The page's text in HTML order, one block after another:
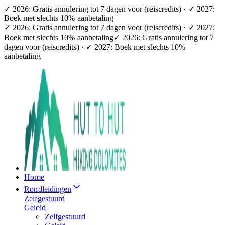
✓ 2026: Gratis annulering tot 7 dagen voor (reiscredits) · ✓ 2027:
Boek met slechts 10% aanbetaling
✓ 2026: Gratis annulering tot 7 dagen voor (reiscredits) · ✓ 2027:
Boek met slechts 10% aanbetaling✓ 2026: Gratis annulering tot 7
dagen voor (reiscredits) · ✓ 2027: Boek met slechts 10%
aanbetaling
Home
Rondleidingen
Zelfgestuurd
Geleid
Zelfgestuurd